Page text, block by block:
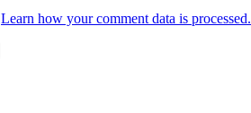
Learn how your comment data is processed.